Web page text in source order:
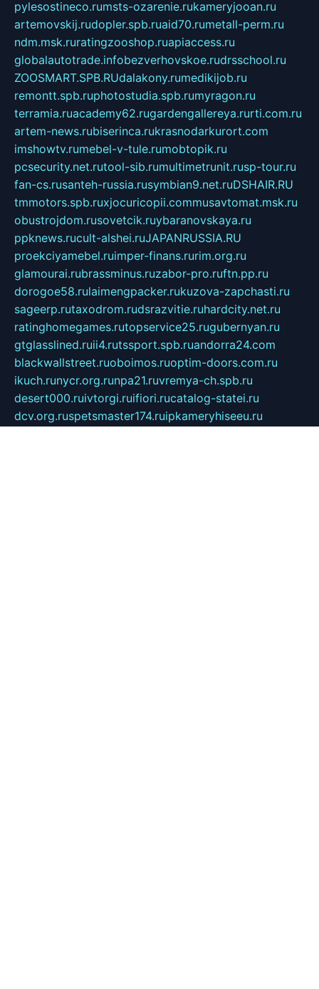
pylesostineco.rumsts-ozarenie.rukameryjooan.ru
artemovskij.rudopler.spb.ruaid70.rumetall-perm.ru
ndm.msk.ruratingzooshop.ruapiaccess.ru
globalautotrade.infobezverhovskoe.rudrsschool.ru
ZOOSMART.SPB.RUdalakony.rumedikijob.ru
remontt.spb.ruphotostudia.spb.rumyragon.ru
terramia.ruacademy62.rugardengallereya.rurti.com.ru
artem-news.rubiserinca.rukrasnodarkurort.com
imshowtv.rumebel-v-tule.rumobtopik.ru
pcsecurity.net.rutool-sib.rumultimetrunit.rusp-tour.ru
fan-cs.rusanteh-russia.rusymbian9.net.ruDSHAIR.RU
tmmotors.spb.ruxjocuricopii.commusavtomat.msk.ru
obustrojdom.rusovetcik.ruybaranovskaya.ru
ppknews.rucult-alshei.ruJAPANRUSSIA.RU
proekciyamebel.ruimper-finans.rurim.org.ru
glamourai.rubrassminus.ruzabor-pro.ruftn.pp.ru
dorogoe58.rulaimengpacker.rukuzova-zapchasti.ru
sageerp.rutaxodrom.rudsrazvitie.ruhardcity.net.ru
ratinghomegames.rutopservice25.rugubernyan.ru
gtglasslined.ruii4.rutssport.spb.ruandorra24.com
blackwallstreet.ruoboimos.ruoptim-doors.com.ru
ikuch.runycr.org.runpa21.ruvremya-ch.spb.ru
desert000.ruivtorgi.ruifiori.rucatalog-statei.ru
dcv.org.ruspetsmaster174.ruipkameryhiseeu.ru